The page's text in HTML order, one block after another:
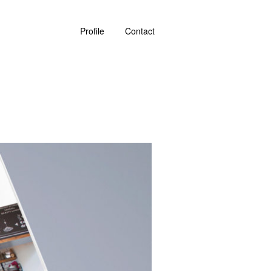
Profile Contact